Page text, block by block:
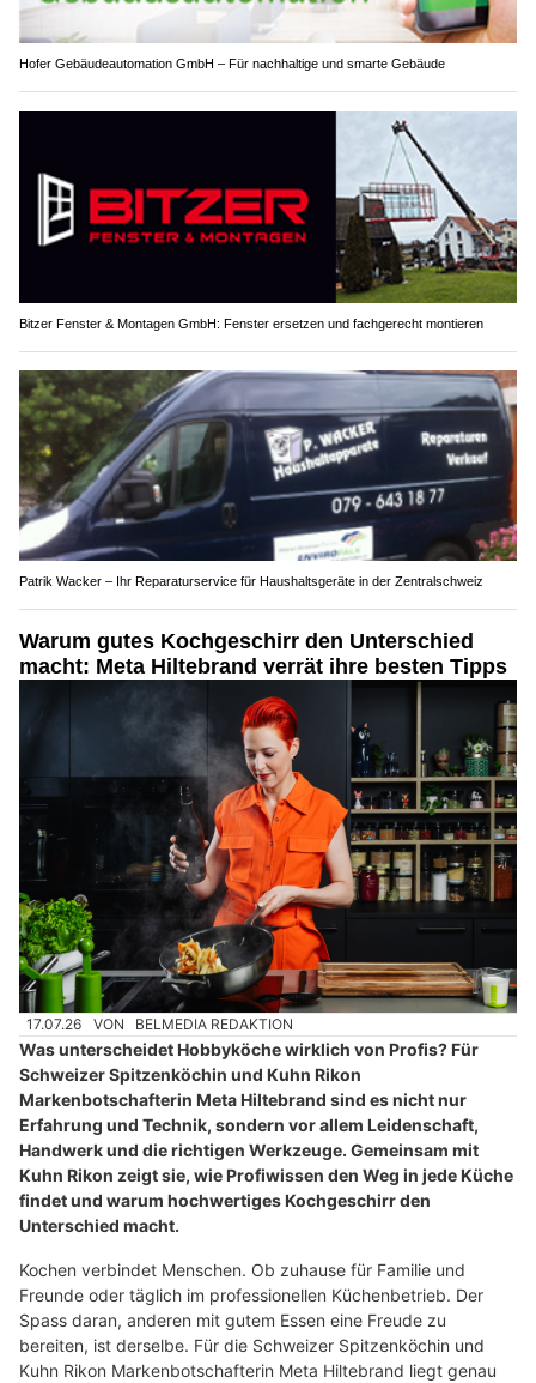
Hofer Gebäudeautomation GmbH – Für nachhaltige und smarte Gebäude
Bitzer Fenster & Montagen GmbH: Fenster ersetzen und fachgerecht montieren
Patrik Wacker – Ihr Reparaturservice für Haushaltsgeräte in der Zentralschweiz
Warum gutes Kochgeschirr den Unterschied
macht: Meta Hiltebrand verrät ihre besten Tipps
17.07.26 VON BELMEDIA REDAKTION
Was unterscheidet Hobbyköche wirklich von Profis? Für
Schweizer Spitzenköchin und Kuhn Rikon
Markenbotschafterin Meta Hiltebrand sind es nicht nur
Erfahrung und Technik, sondern vor allem Leidenschaft,
Handwerk und die richtigen Werkzeuge. Gemeinsam mit
Kuhn Rikon zeigt sie, wie Profiwissen den Weg in jede Küche
findet und warum hochwertiges Kochgeschirr den
Unterschied macht.
Kochen verbindet Menschen. Ob zuhause für Familie und
Freunde oder täglich im professionellen Küchenbetrieb. Der
Spass daran, anderen mit gutem Essen eine Freude zu
bereiten, ist derselbe. Für die Schweizer Spitzenköchin und
Kuhn Rikon Markenbotschafterin Meta Hiltebrand liegt genau